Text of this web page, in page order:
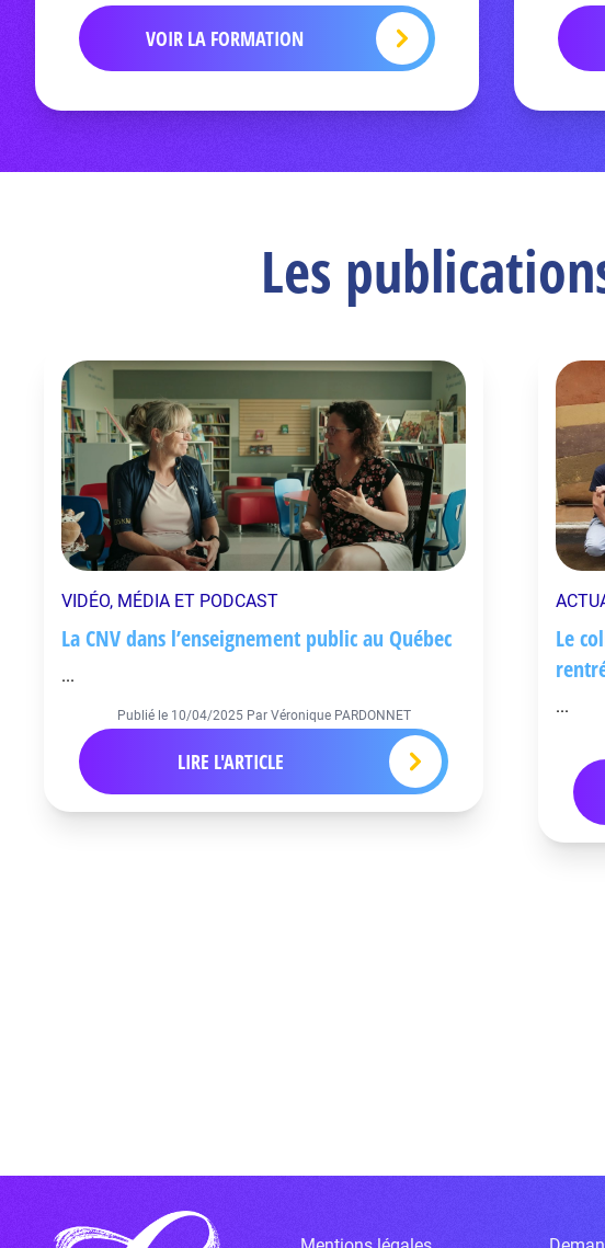
VOIR LA FORMATION
Les
VIDÉO, MÉDIA ET PODCAST
La CNV dans l’enseignement public au Québec
...
Publié le 10/04/2025 Par Véronique PARDONNET
LIRE L'ARTICLE
Le
...